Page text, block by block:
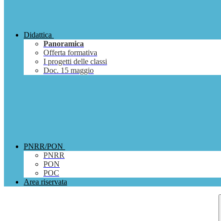
Didattica
Panoramica
Offerta formativa
I progetti delle classi
Doc. 15 maggio
PNRR/PON
PNRR
PON
POC
Area riservata